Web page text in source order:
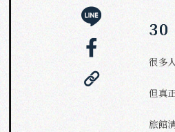
30
很多
但真
旅館